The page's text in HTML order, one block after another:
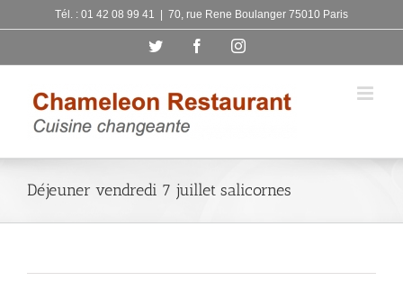
to
Tél. : 01 42 08 99 41 70, rue Rene Boulanger 75010 Paris
Twitter FacebookInstagram
Déjeuner vendredi 7 juillet salicornes